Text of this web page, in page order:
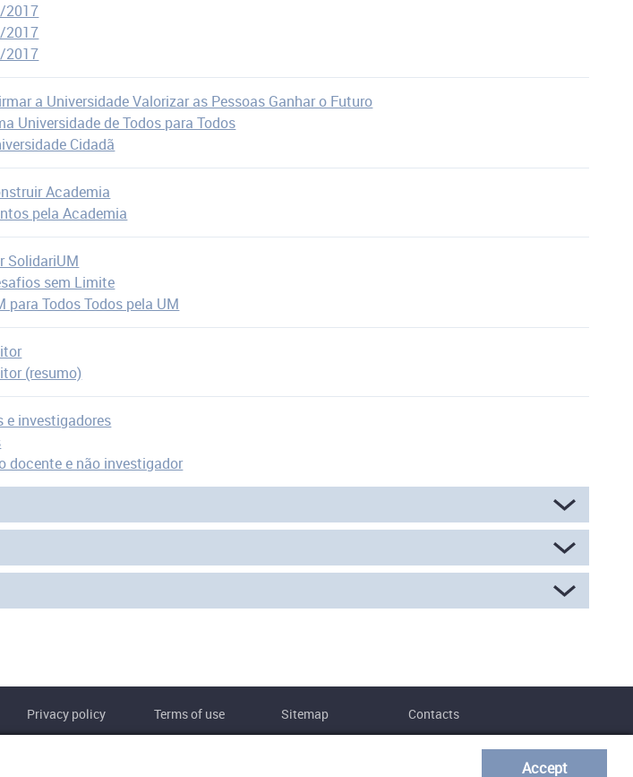
Accept
2017
2017
2017
a Universidade Valorizar as Pessoas Ganhar o Futuro
Universidade de Todos para Todos
Cidadã
Academia
pela Academia
SolidariUM
sem Limite
para Todos Todos pela UM
(resumo)
e investigadores
docente e não investigador
Privacy policy Terms of use Sitemap Contacts